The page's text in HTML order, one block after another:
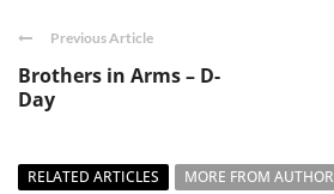
Previous Article
Brothers in Arms – D-
Day
RELATED ARTICLES
MORE FROM AUTHOR